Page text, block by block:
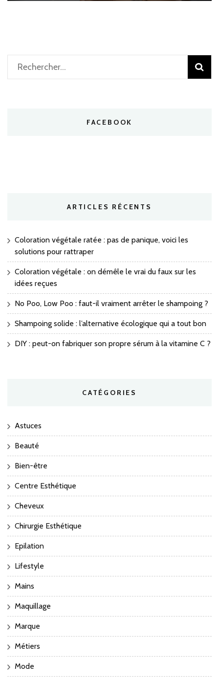
Rechercher :
FACEBOOK
ARTICLES RÉCENTS
Coloration végétale ratée : pas de panique, voici les
solutions pour rattraper
Coloration végétale : on démêle le vrai du faux sur les
idées reçues
No Poo, Low Poo : faut-il vraiment arrêter le shampoing ?
Shampoing solide : l’alternative écologique qui a tout bon
DIY : peut-on fabriquer son propre sérum à la vitamine C ?
CATÉGORIES
Astuces
Beauté
Bien-être
Centre Esthétique
Cheveux
Chirurgie Esthétique
Epilation
Lifestyle
Mains
Maquillage
Marque
Métiers
Mode